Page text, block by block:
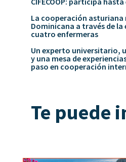
La cooperación asturiana
Dominicana a través de la
cuatro enfermeras
Un experto universitario,
y una mesa de
paso en cooperación
Te puede